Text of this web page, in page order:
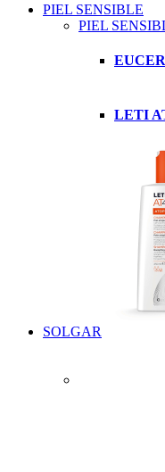
PIEL SENSIBLE
PIEL
LETI
SOLGAR